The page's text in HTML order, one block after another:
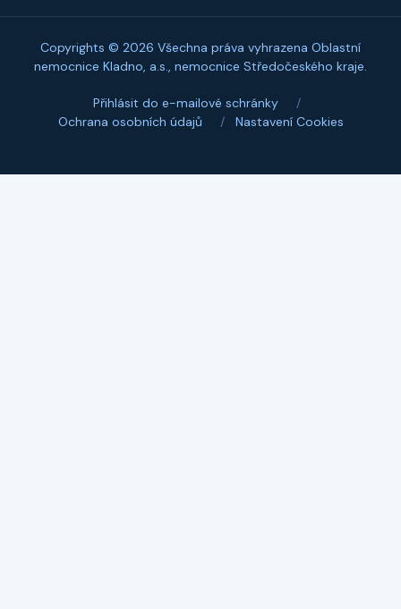
Copyrights © 2026 Všechna práva vyhrazena Oblastní
nemocnice Kladno, a.s., nemocnice Středočeského kraje.
Přihlásit do e-mailové schránky
/
Ochrana osobních údajů
/ Nastavení Cookies